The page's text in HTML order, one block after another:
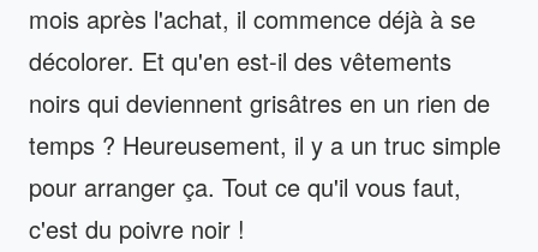
mois après l'achat, il commence déjà à se
décolorer. Et qu'en est-il des vêtements
noirs qui deviennent grisâtres en un rien de
temps ? Heureusement, il y a un truc simple
pour arranger ça. Tout ce qu'il vous faut,
c'est du poivre noir !